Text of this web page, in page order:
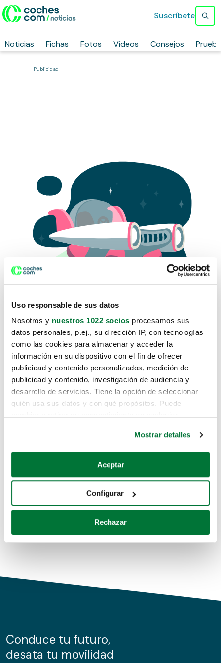
Uso responsable de sus datos
Nosotros y nuestros 1022 socios procesamos sus
datos personales, p.ej., su dirección IP, con tecnologías
como las cookies para almacenar y acceder la
información en su dispositivo con el fin de ofrecer
publicidad y contenido personalizados, medición de
publicidad y contenido, investigación de audiencia y
desarrollo de servicios. Tiene la opción de seleccionar
quién usa sus datos y con qué propósitos. Puede
Si lo permite, también quisiéramos:
Recopilar información sobre su ubicación geográfica
Identificar su dispositivo analizándolo activamente
para buscar características específicas (huellas
Obtenga más información sobre cómo se procesan sus
de cookies.
información sobre el uso que haga del sitio web con
nuestros partners de redes sociales, publicidad y análisis
Mostrar detalles
Aceptar
Configurar
Rechazar
Noticias Fichas Fotos Vídeos Consejos
Suscríbete
Publicidad
Lo sentimos, no sabemos como
te hemos traido hasta aquí.
Pero puedes encontrar el coche que estás
buscando en alguno de estos enlaces:
Coches de segunda mano
Coches de km0
Conduce tu futuro,
desata tu movilidad